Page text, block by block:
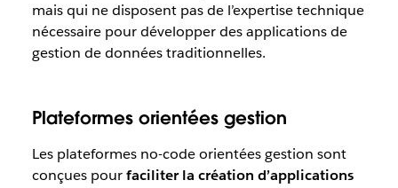
mais qui ne disposent pas de l’expertise technique
nécessaire pour développer des applications de
gestion de données traditionnelles.
Plateformes orientées gestion
Les plateformes no-code orientées gestion sont
conçues pourfaciliter la création d’applications